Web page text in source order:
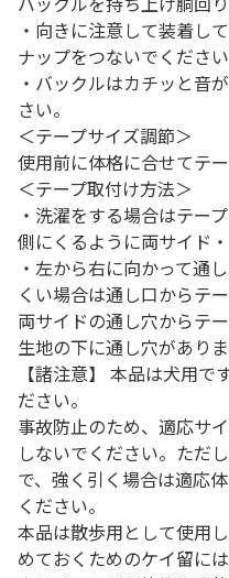
・向きに注意して装着し
ナップをつないでください
・バックルはカチッと音
さい。
＜テープサイズ調節＞
使用前に体格に合せてテ
＜テープ取付け方法＞
・洗濯をする場合はテー
側にくるように両サイド
・左から右に向かって通
くい場合は通し口からテ
両サイドの通し穴からテ
生地の下に通し穴があり
【諸注意】 本品は犬用で
ださい。
事故防止のため、適応サ
しないでください。ただ
で、強く引く場合は適応
ください。
本品は散歩用として使用
めておくためのケイ留に